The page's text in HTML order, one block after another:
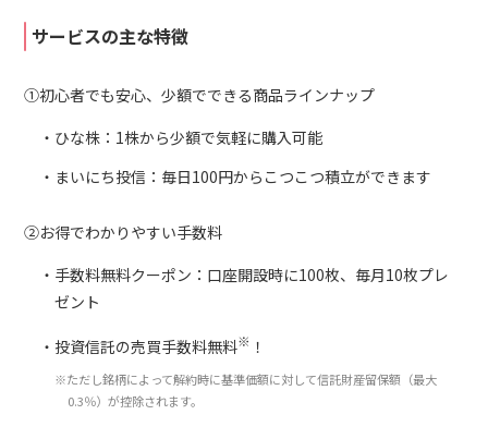
サービスの主な特徴
①初心者でも安心、少額でできる商品ラインナップ
ひな株：1株から少額で気軽に購入可能
まいにち投信：毎日100円からこつこつ積立ができます
②お得でわかりやすい手数料
手数料無料クーポン：口座開設時に100枚、毎月10枚プレ
ゼント
投資信託の売買手数料無料※ ！
※ただし銘柄によって解約時に基準価額に対して信託財産留保額（最大
0.3％）が控除されます。